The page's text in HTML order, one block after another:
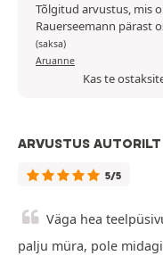
Tõlgitud arvustus, mis
Rauerseemann pärast
(saksa)
Aruanne
Kas te
ARVUSTUS
5/5
Väga hea
palju müra, pole